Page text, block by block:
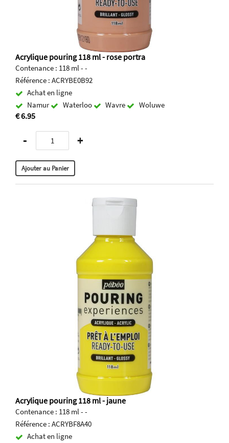
Acrylique pouring 118 ml - rose portra
Contenance : 118 ml - -
Référence : ACRYBE0B92
Achat en ligne
Namur
Waterloo Wavre Woluwe
€ 6.95
- +
Acrylique pouring 118 ml - jaune
Contenance : 118 ml - -
Référence : ACRYBF8A40
Achat en ligne